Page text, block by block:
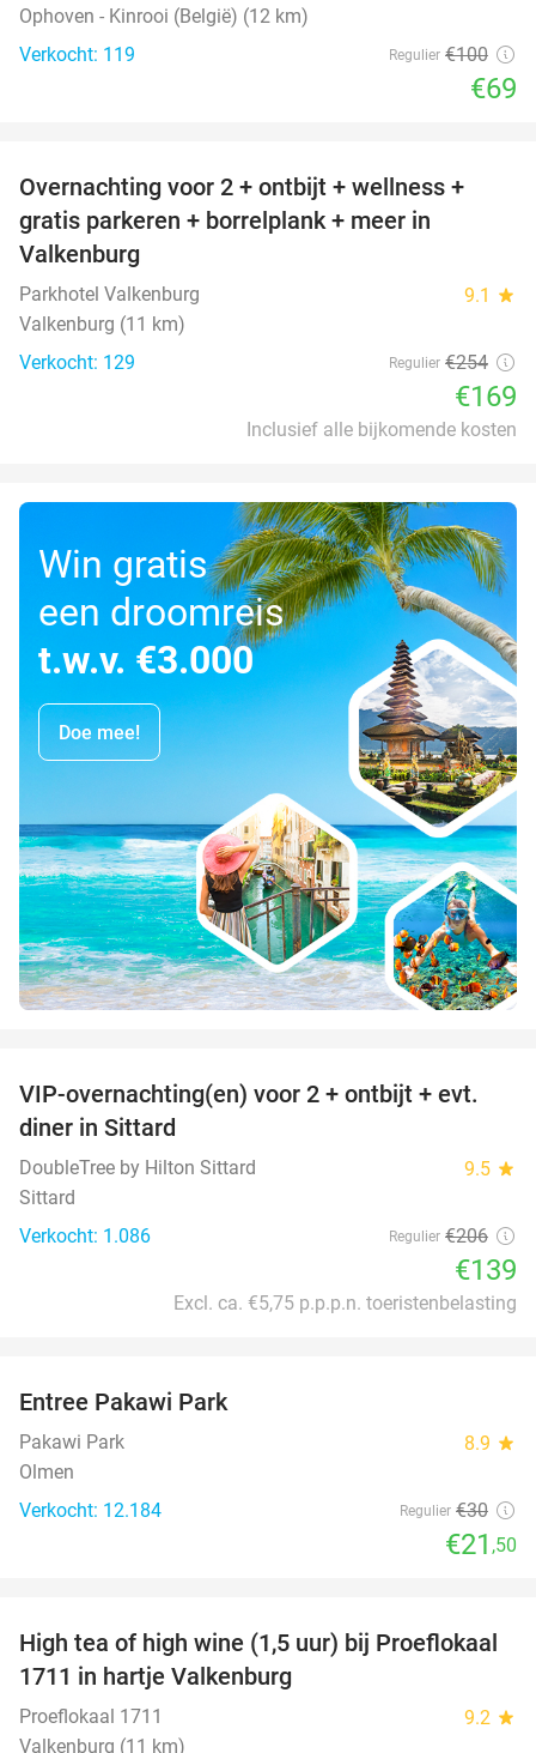
Ophoven - Kinrooi (België) (12 km)
Verkocht: 119
Regulier €100
€69
33%
Overnachting voor 2 + ontbijt + wellness +
gratis parkeren + borrelplank + meer in
Valkenburg
Parkhotel Valkenburg 9.1 star
Valkenburg (11 km)
Verkocht: 129
Regulier €254
€169
Inclusief alle bijkomende kosten
Win gratis
een droomreis
t.w.v. €3.000
Doe mee!
33%
VIP-overnachting(en) voor 2 + ontbijt + evt.
diner in Sittard
DoubleTree by Hilton Sittard 9.5 star
Sittard
Verkocht: 1.086
Regulier €206
€139
Excl. ca. €5,75 p.p.p.n. toeristenbelasting
Entree Pakawi Park
Pakawi Park 8.9 star
Olmen
Verkocht: 12.184
Regulier €30
€21 ,50
36%
High tea of high wine (1,5 uur) bij Proeflokaal
1711 in hartje Valkenburg
Proeflokaal 1711 9.2 star
Valkenburg (11 km)